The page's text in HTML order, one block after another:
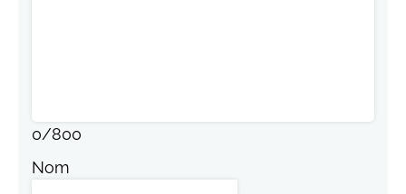
0/800
Nom